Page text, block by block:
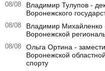
08/08
Владимир Тулупов -
Воронежского
08/08
Владимир Михайленко
Воронежской
08/08
Ольга Ортина -
Воронежской
спорту